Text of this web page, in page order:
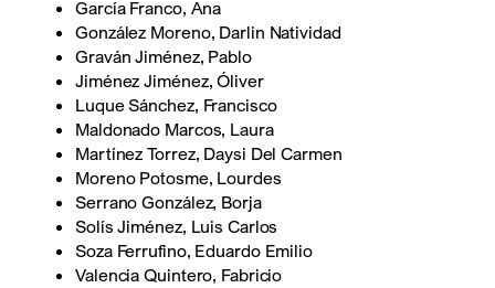
García Franco, Ana
González Moreno, Darlin Natividad
Graván Jiménez, Pablo
Jiménez Jiménez, Óliver
Luque Sánchez, Francisco
Maldonado Marcos, Laura
Martínez Torrez, Daysi Del Carmen
Moreno Potosme, Lourdes
Serrano González, Borja
Solís Jiménez, Luis Carlos
Soza Ferrufino, Eduardo Emilio
Valencia Quintero, Fabricio